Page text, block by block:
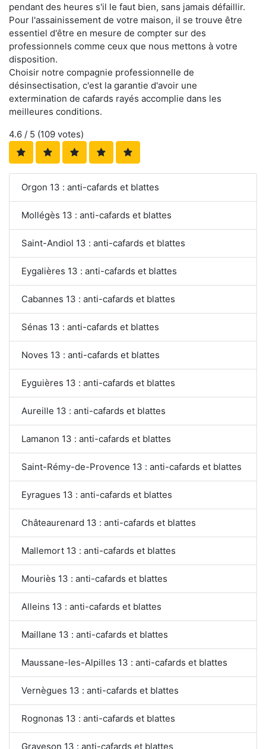
pendant des heures s'il le faut bien, sans jamais défaillir.
Pour l'assainissement de votre maison, il se trouve être
essentiel d'être en mesure de compter sur des
professionnels comme ceux que nous mettons à votre
disposition.
Choisir notre compagnie professionnelle de
désinsectisation, c'est la garantie d'avoir une
extermination de cafards rayés accomplie dans les
meilleures conditions.
4.6 / 5 (109 votes)
Orgon 13 : anti-cafards et blattes
Mollégès 13 : anti-cafards et blattes
Saint-Andiol 13 : anti-cafards et blattes
Eygalières 13 : anti-cafards et blattes
Cabannes 13 : anti-cafards et blattes
Sénas 13 : anti-cafards et blattes
Noves 13 : anti-cafards et blattes
Eyguières 13 : anti-cafards et blattes
Aureille 13 : anti-cafards et blattes
Lamanon 13 : anti-cafards et blattes
Saint-Rémy-de-Provence 13 : anti-cafards et blattes
Eyragues 13 : anti-cafards et blattes
Châteaurenard 13 : anti-cafards et blattes
Mallemort 13 : anti-cafards et blattes
Mouriès 13 : anti-cafards et blattes
Alleins 13 : anti-cafards et blattes
Maillane 13 : anti-cafards et blattes
Maussane-les-Alpilles 13 : anti-cafards et blattes
Vernègues 13 : anti-cafards et blattes
Rognonas 13 : anti-cafards et blattes
Graveson 13 : anti-cafards et blattes